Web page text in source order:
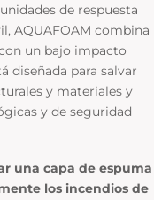
de respuesta
AQUAFOAM combina
un bajo impacto
diseñada para salvar
y materiales y
y de seguridad
una capa de espuma
los incendios de